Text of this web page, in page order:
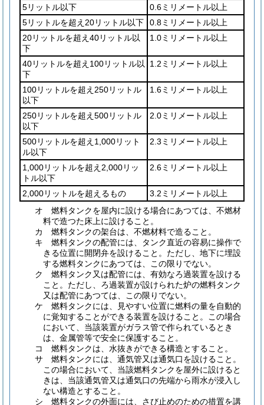
5リットル以下
0.6ミリメートル以上
5リットルを超え20リットル以下
0.8ミリメートル以上
20リットルを超え40リットル以
下
1.0ミリメートル以上
40リットルを超え100リットル以
下
1.2ミリメートル以上
100リットルを超え250リットル
以下
1.6ミリメートル以上
250リットルを超え500リットル
以下
2.0ミリメートル以上
500リットルを超え1,000リット
ル以下
2.3ミリメートル以上
1,000リットルを超え2,000リッ
トル以下
2.6ミリメートル以上
2,000リットルを超えるもの
3.2ミリメートル以上
オ
燃料タンクを屋内に設ける場合にあつては、不燃材
料で造つた床上に設けること。
カ
燃料タンクの架台は、不燃材料で造ること。
キ
燃料タンクの配管には、タンク直近の容易に操作で
きる位置に開閉弁を設けること。 ただし、地下に埋設
する燃料タンクにあつては、この限りでない。
ク
燃料タンク又は配管には、有効なろ過装置を設ける
こと。 ただし、ろ過装置が設けられた炉の燃料タンク
又は配管にあつては、この限りでない。
ケ
燃料タンクには、見やすい位置に燃料の量を自動的
に覚知することができる装置を設けること。
この場合
において、当該装置がガラス管で作られているとき
は、金属管等で安全に保護すること。
コ
燃料タンクは、水抜きができる構造とすること。
サ
燃料タンクには、通気管又は通気口を設けること。
この場合において、当該燃料タンクを屋外に設けると
きは、当該通気管又は通気口の先端から雨水が浸入し
ない構造とすること。
シ
燃料タンクの外面には、さび止めのための措置を講